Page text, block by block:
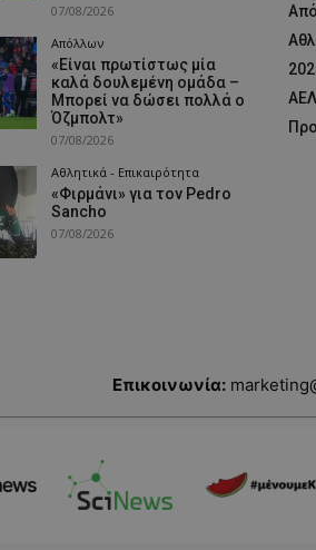
07/08/2026
Απόλλων
«Είναι πρωτίστως μία
καλά δουλεμένη ομάδα –
Μπορεί να δώσει πολλά ο
Όζμπολτ»
07/08/2026
Αθλητικά - Επικαιρότητα
«Φιρμάνι» για τον Pedro
Sancho
07/08/2026
ΑΕΛ
Επικοινωνία: